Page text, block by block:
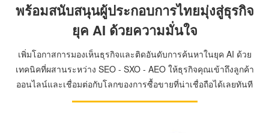
พร้อมสนับสนุนผู้ประกอบการไทยมุ่งสู่ธุรกิจ
ยุค AI ด้วยความมั่นใจ
เพิ่มโอกาสการมองเห็นธุรกิจและติดอันดับการค้นหาในยุค AI ด้วย
เทคนิคที่ผสานระหว่าง SEO - SXO - AEO ให้ธุรกิจคุณเข้าถึงลูกค้า
ออนไลน์และเชื่อมต่อกับโลกของการซื้อขายที่น่าเชื่อถือได้เลยทันที